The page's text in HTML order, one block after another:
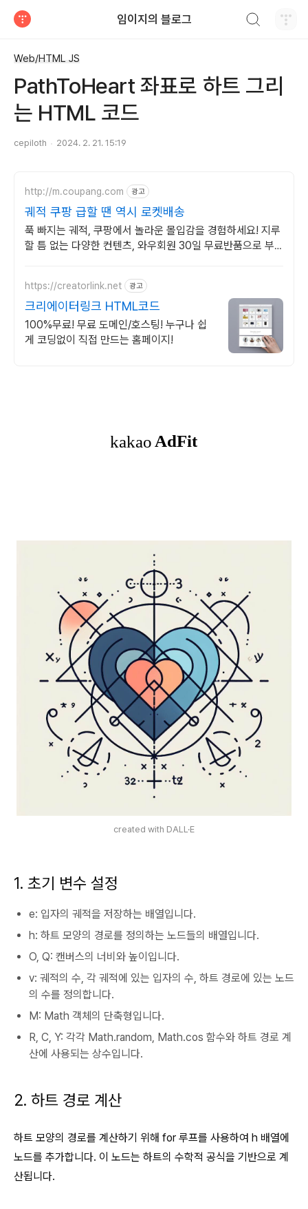
임이지의 블로그
Web/HTML JS
PathToHeart 좌표로 하트 그리
는 HTML 코드
cepiloth 2024. 2. 21. 15:19
http://m.coupang.com 광고
궤적 쿠팡 급할 땐 역시 로켓배송
푹 빠지는 궤적, 쿠팡에서 놀라운 몰입감을 경험하세요! 지루
할 틈 없는 다양한 컨텐츠, 와우회원 30일 무료반품으로 부
https://creatorlink.net 광고
크리에이터링크 HTML코드
100%무료! 무료 도메인/호스팅! 누구나 쉽
게 코딩없이 직접 만드는 홈페이지!
created with DALL·E
1. 초기 변수 설정
e: 입자의 궤적을 저장하는 배열입니다.
h: 하트 모양의 경로를 정의하는 노드들의 배열입니다.
O, Q: 캔버스의 너비와 높이입니다.
v: 궤적의 수, 각 궤적에 있는 입자의 수, 하트 경로에 있는 노드
의 수를 정의합니다.
M: Math 객체의 단축형입니다.
R, C, Y: 각각 Math.random, Math.cos 함수와 하트 경로 계
산에 사용되는 상수입니다.
2. 하트 경로 계산
하트 모양의 경로를 계산하기 위해 for 루프를 사용하여 h 배열에
노드를 추가합니다. 이 노드는 하트의 수학적 공식을 기반으로 계
산됩니다.